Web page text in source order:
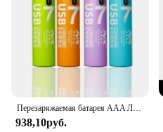
938,10руб.